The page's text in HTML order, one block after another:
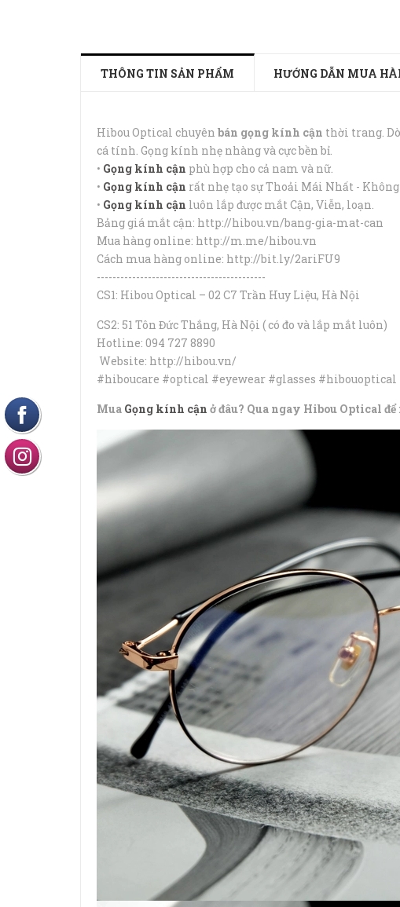
THÔNG TIN SẢN PHẨM HƯỚNG DẪN MUA
Hibou Optical chuyên bán gọng kính cận thời trang.
cá tính. Gọng kính nhẹ nhàng và cực bền bỉ.
• Gọng kính cận phù hợp cho cả nam và nữ.
• Gọng kính cận rất nhẹ tạo sự Thoải Mái Nhất -
• Gọng kính cận luôn lắp được mắt Cận, Viễn, loạn.
Bảng giá mắt cận: http://hibou.vn/bang-gia-mat-can
Mua hàng online: http://m.me/hibou.vn
Cách mua hàng online: http://bit.ly/2ariFU9
-------------------------------------------
CS1: Hibou Optical – 02 C7 Trần Huy Liệu, Hà Nội
CS2: 51 Tôn Đức Thắng, Hà Nội ( có đo và lắp mắt luôn)
Hotline: 094 727 8890
Website: http://hibou.vn/
#hiboucare #optical #eyewear #glasses
Mua Gọng kính cận ở đâu? Qua ngay Hibou Optical để